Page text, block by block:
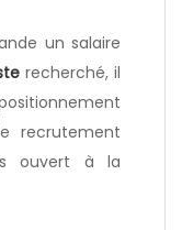
un salaire
recherché, il
recrutement
ouvert à la